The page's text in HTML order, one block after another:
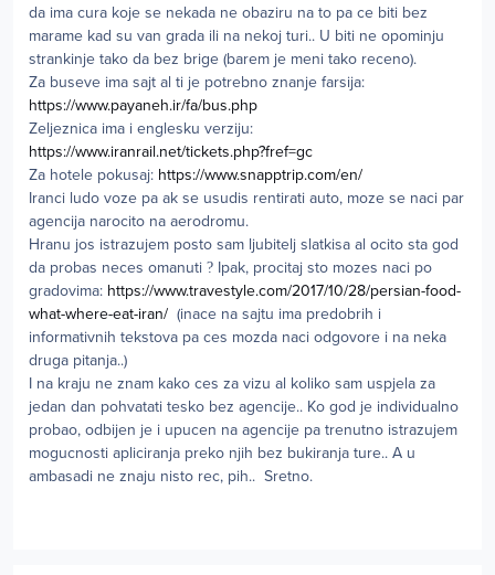
da ima cura koje se nekada ne obaziru na to pa ce biti bez
marame kad su van grada ili na nekoj turi.. U biti ne opominju
strankinje tako da bez brige (barem je meni tako receno).
Za buseve ima sajt al ti je potrebno znanje farsija:
https://www.payaneh.ir/fa/bus.php
Zeljeznica ima i englesku verziju:
https://www.iranrail.net/tickets.php?fref=gc
Za hotele pokusaj: https://www.snapptrip.com/en/
Iranci ludo voze pa ak se usudis rentirati auto, moze se naci par
agencija narocito na aerodromu.
Hranu jos istrazujem posto sam ljubitelj slatkisa al ocito sta god
da probas neces omanuti ? Ipak, procitaj sto mozes naci po
gradovima: https://www.travestyle.com/2017/10/28/persian-food-
what-where-eat-iran/ (inace na sajtu ima predobrih i
informativnih tekstova pa ces mozda naci odgovore i na neka
druga pitanja..)
I na kraju ne znam kako ces za vizu al koliko sam uspjela za
jedan dan pohvatati tesko bez agencije.. Ko god je individualno
probao, odbijen je i upucen na agencije pa trenutno istrazujem
mogucnosti apliciranja preko njih bez bukiranja ture.. A u
ambasadi ne znaju nisto rec, pih.. Sretno.